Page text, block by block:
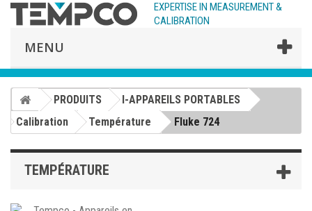
EXPERTISE IN MEASUREMENT &
CALIBRATION
MENU
PRODUITS
I-APPAREILS PORTABLES
Calibration
Température Fluke 724
TEMPÉRATURE